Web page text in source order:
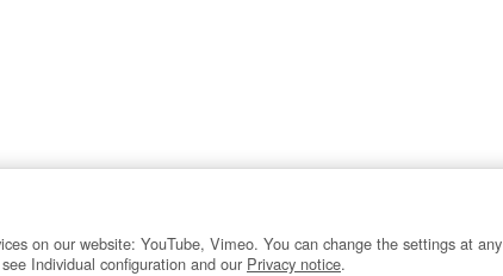
on our website: YouTube, Vimeo. You can change the settings at any
Individual configuration and our Privacy notice.